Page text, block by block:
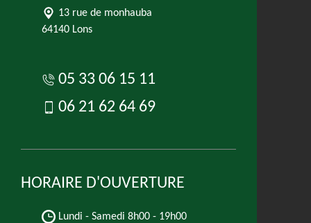
13 rue de monhauba
64140 Lons
05 33 06 15 11
06 21 62 64 69
HORAIRE D'OUVERTURE
Lundi - Samedi 8h00 - 19h00